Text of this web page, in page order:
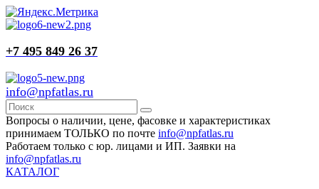
+7 495 849 26 37
info@npfatlas.ru
Вопросы о наличии, цене, фасовке и характеристиках
принимаем ТОЛЬКО по почте info@npfatlas.ru
Работаем только с юр. лицами и ИП. Заявки на
info@npfatlas.ru
КАТАЛОГ